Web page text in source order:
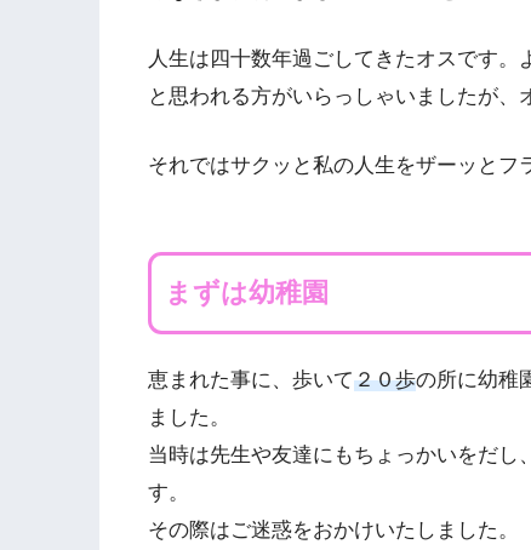
人生は四十数年過ごしてきたオスです
と思われる方がいらっしゃいましたが、
それではサクッと私の人生をザーッとフ
まずは幼稚園
恵まれた事に、歩いて２０歩の所に幼稚
ました。
当時は先生や友達にもちょっかいをだし
す。
その際はご迷惑をおかけいたしました。